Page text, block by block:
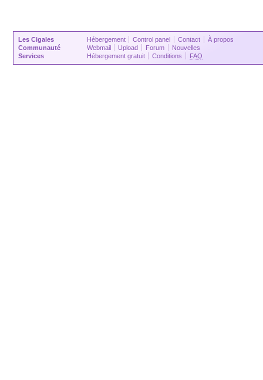
Les Cigales Hébergement Control panel Contact
À propos
Communauté
Webmail Upload Forum
Nouvelles
Services
Hébergement gratuit Conditions FAQ